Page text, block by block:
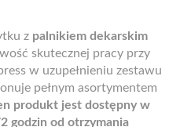
z palnikiem dekarskim
skutecznej pracy przy
w uzupełnieniu zestawu
pełnym asortymentem
produkt jest dostępny w
godzin od otrzymania